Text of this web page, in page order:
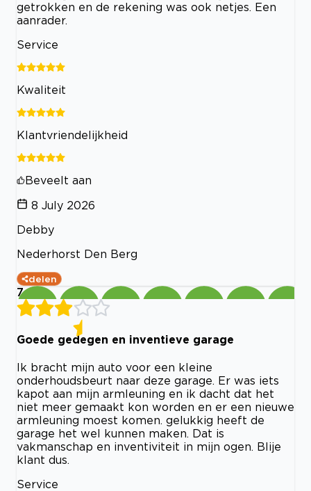
getrokken en de rekening was ook netjes. Een
aanrader.
Service
Kwaliteit
Klantvriendelijkheid
Beveelt aan
8 July 2026
Debby
Nederhorst Den Berg
delen
7
Goede gedegen en inventieve garage
Ik bracht mijn auto voor een kleine
onderhoudsbeurt naar deze garage. Er was iets
kapot aan mijn armleuning en ik dacht dat het
niet meer gemaakt kon worden en er een nieuwe
armleuning moest komen. gelukkig heeft de
garage het wel kunnen maken. Dat is
vakmanschap en inventiviteit in mijn ogen. Blije
klant dus.
Service